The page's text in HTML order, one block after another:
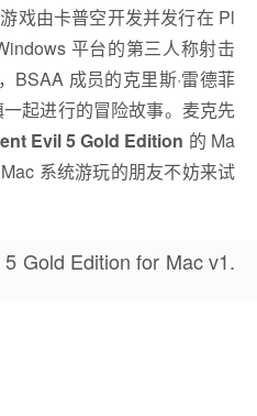
戏由卡普空开发并发行在 Pl
平台的第三人称射击
BSAA 成员的克里斯·雷德菲
起进行的冒险故事。麦克先
Evil 5 Gold Edition 的 Ma
系统游玩的朋友不妨来试
Gold Edition for Mac v1.